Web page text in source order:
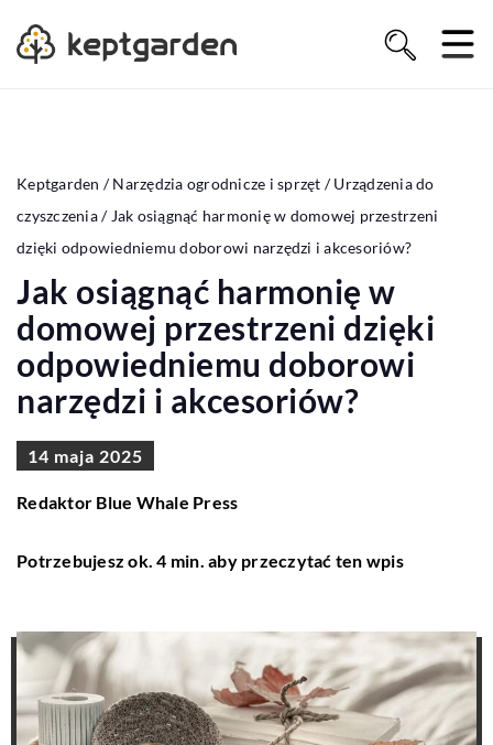
Keptgarden /Narzędzia ogrodnicze i sprzęt /Urządzenia do
czyszczenia/ Jak osiągnąć harmonię w domowej przestrzeni
dzięki odpowiedniemu doborowi narzędzi i akcesoriów?
Jak osiągnąć harmonię w
domowej przestrzeni dzięki
odpowiedniemu doborowi
narzędzi i akcesoriów?
14 maja 2025
Redaktor Blue Whale Press
Potrzebujesz ok. 4 min. aby przeczytać ten wpis